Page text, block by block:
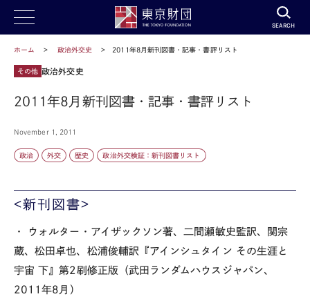
SEARCH
ホーム 政治外交史 2011年8月新刊図書・記事・書評リスト
その他 政治外交史
2011年8月新刊図書・記事・書評リスト
November 1, 2011
政治 外交 歴史 政治外交検証：新刊図書リスト
<新刊図書>
・ ウォルター・アイザックソン著、二間瀬敏史監訳、関宗
蔵、松田卓也、松浦俊輔訳『アインシュタイン その生涯と
宇宙 下』第2刷修正版（武田ランダムハウスジャパン、
2011年8月）